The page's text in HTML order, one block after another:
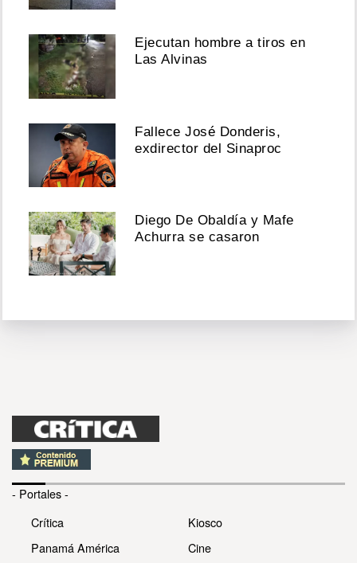
Ejecutan hombre a tiros en
Las Alvinas
Fallece José Donderis,
exdirector del Sinaproc
Diego De Obaldía y Mafe
Achurra se casaron
- Portales -
Crítica
Panamá América
Kiosco
Cine